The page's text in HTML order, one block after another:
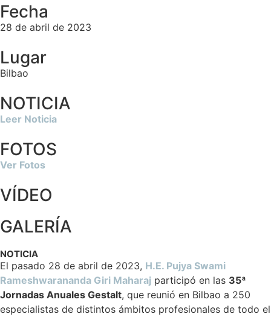
Fecha
28 de abril de 2023
Lugar
Bilbao
NOTICIA
Leer Noticia
FOTOS
Ver Fotos
VÍDEO
GALERÍA
NOTICIA
El pasado 28 de abril de 2023, H.E. Pujya Swami
Rameshwarananda Giri Maharaj participó en las 35ª
Jornadas Anuales Gestalt, que reunió en Bilbao a 250
especialistas de distintos ámbitos profesionales de todo el